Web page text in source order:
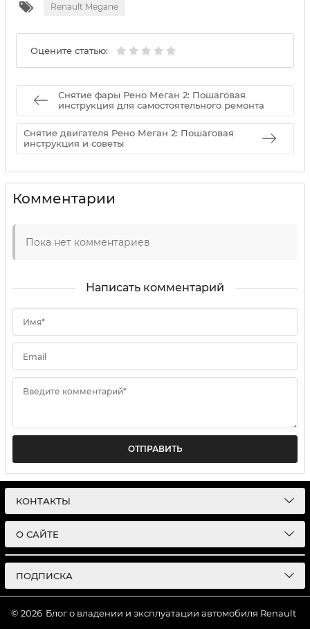
Renault Megane
Оцените статью:
Снятие фары Рено Меган 2: Пошаговая
инструкция для самостоятельного ремонта
Снятие двигателя Рено Меган 2: Пошаговая
инструкция и советы
Комментарии
Пока нет комментариев
Написать комментарий
Имя*
Email
Введите комментарий*
ОТПРАВИТЬ
КОНТАКТЫ
О САЙТЕ
ПОДПИСКА
© 2026 Блог о владении и эксплуатации автомобиля Renault